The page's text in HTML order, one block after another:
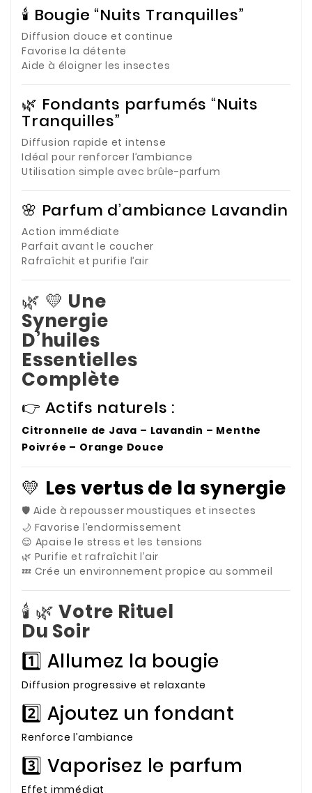
🕯️ Bougie “Nuits Tranquilles”
Diffusion douce et continue
Favorise la détente
Aide à éloigner les insectes
🌿 Fondants parfumés “Nuits
Tranquilles”
Diffusion rapide et intense
Idéal pour renforcer l’ambiance
Utilisation simple avec brûle-parfum
🌸 Parfum d’ambiance Lavandin
Action immédiate
Parfait avant le coucher
Rafraîchit et purifie l’air
🌿 💛 Une
Synergie
D’huiles
Essentielles
Complète
👉 Actifs naturels :
Citronnelle de Java – Lavandin – Menthe
Poivrée – Orange Douce
💛 Les vertus de la synergie
🛡️ Aide à repousser moustiques et insectes
🌙 Favorise l’endormissement
😌 Apaise le stress et les tensions
🌿 Purifie et rafraîchit l’air
💤 Crée un environnement propice au sommeil
🕯️ 🌿Votre Rituel
Du Soir
1️⃣ Allumez la bougie
Diffusion progressive et relaxante
2️⃣ Ajoutez un fondant
Renforce l’ambiance
3️⃣ Vaporisez le parfum
Effet immédiat